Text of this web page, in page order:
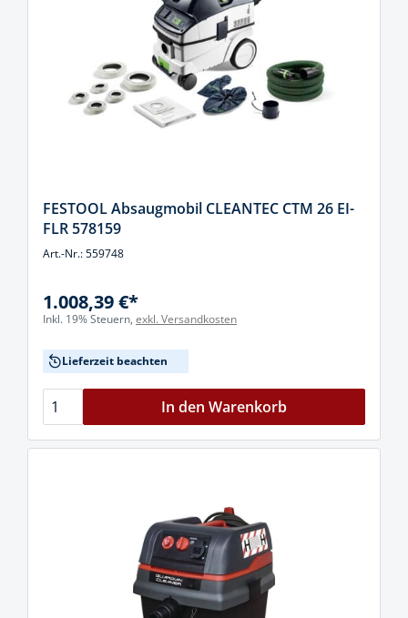
FESTOOL Absaugmobil CLEANTEC CTM 26 EI-
FLR 578159
Art.-Nr.: 559748
1.008,39 €*
Inkl. 19% Steuern, exkl. Versandkosten
Lieferzeit beachten
In den Warenkorb